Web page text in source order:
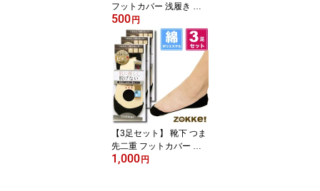
フットカバー 浅履き ポ
リエステル 綿混 色 滑り
止め付き ソックス zokke
ゾッケ メール便
500円
【3足セット】 靴下 つま
先二重 フットカバー 浅
履き 穴あき予防 破れに
1,000円